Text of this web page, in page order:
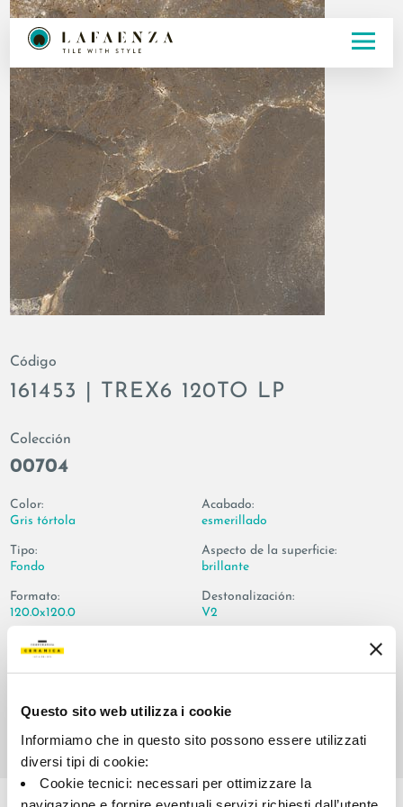
Questo sito web utilizza i cookie
Informiamo che in questo sito possono essere utilizzati
diversi tipi di cookie:
Cookie tecnici: necessari per ottimizzare la
Código
161453 | TREX6 120TO LP
Colección
00704
Color:
Gris tórtola
Tipo:
Fondo
Formato:
120.0x120.0
Acabado:
esmerillado
Aspecto de la superficie:
brillante
Destonalización:
V2